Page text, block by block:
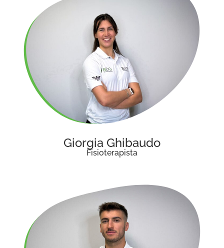
Giorgia Ghibaudo
Fisioterapista